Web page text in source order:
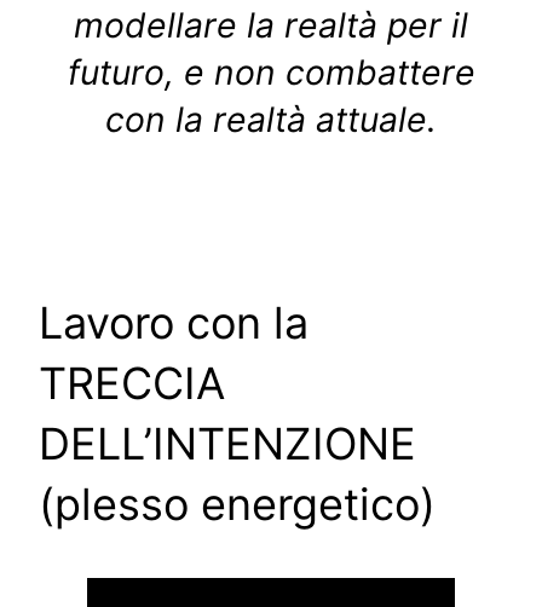
modellare la realtà per il
futuro, e non combattere
con la realtà attuale.
Lavoro con la
TRECCIA
DELL’INTENZIONE
(plesso energetico)